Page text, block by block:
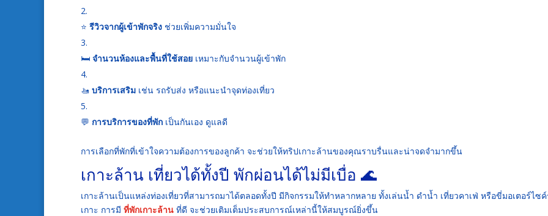
⭐ รีวิวจากผู้เข้าพักจริง ช่วยเพิ่มความมั่นใจ
🛏️ จำนวนห้องและพื้นที่ใช้สอย เหมาะกับจำนวนผู้เข้าพัก
🚤 บริการเสริม เช่น รถรับส่ง หรือแนะนำจุดท่องเที่ยว
💬 การบริการของที่พัก เป็นกันเอง ดูแลดี
การเลือกที่พักที่เข้าใจความต้องการของลูกค้า จะช่วยให้ทริปเกาะล้านของคุณราบรื่นและน่าจดจำมากขึ้น
เกาะล้าน เที่ยวได้ทั้งปี พักผ่อนได้ไม่มีเบื่อ 🌊
เกาะล้านเป็นแหล่งท่องเที่ยวที่สามารถมาได้ตลอดทั้งปี มีกิจกรรมให้ทำหลากหลาย ทั้งเล่นน้ำ ดำน้ำ เที่ยวคาเฟ่ หรือขี่มอเตอร์ไซ
เกาะ การมี ที่พักเกาะล้าน ที่ดี จะช่วยเติมเต็มประสบการณ์เหล่านี้ให้สมบูรณ์ยิ่งขึ้น